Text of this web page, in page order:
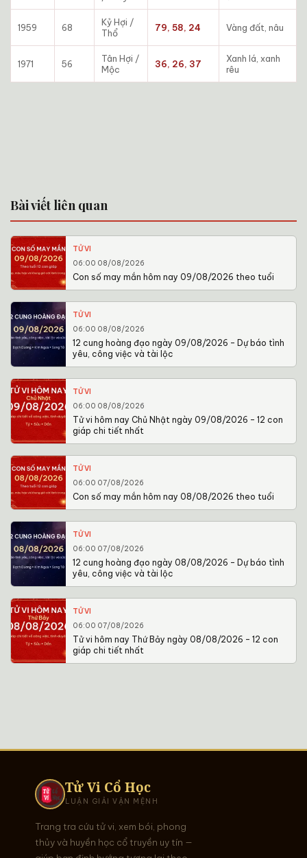
1959 68
Kỷ Hợi /
Thổ
79, 58, 24 Vàng đất, nâu
1971 56
Tân Hợi /
Mộc
36, 26, 37
Xanh lá, xanh
rêu
Bài viết liên quan
TỬ VI
06:00 08/08/2026
Con số may mắn hôm nay 09/08/2026 theo tuổi
TỬ VI
06:00 08/08/2026
12 cung hoàng đạo ngày 09/08/2026 – Dự báo tình
yêu, công việc và tài lộc
TỬ VI
06:00 08/08/2026
Tử vi hôm nay Chủ Nhật ngày 09/08/2026 – 12 con
giáp chi tiết nhất
TỬ VI
06:00 07/08/2026
Con số may mắn hôm nay 08/08/2026 theo tuổi
TỬ VI
06:00 07/08/2026
12 cung hoàng đạo ngày 08/08/2026 – Dự báo tình
yêu, công việc và tài lộc
TỬ VI
06:00 07/08/2026
Tử vi hôm nay Thứ Bảy ngày 08/08/2026 – 12 con
giáp chi tiết nhất
Tử Vi Cổ Học
LUẬN GIẢI VẬN MỆNH
Trang tra cứu tử vi, xem bói, phong
thủy và huyền học cổ truyền uy tín —